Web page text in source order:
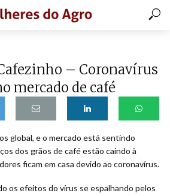
– Coronavírus
mercado de café
global, e o mercado está sentindo
dos grãos de café estão caindo à
ficam em casa devido ao coronavírus.
os efeitos do vírus se espalhando pelos